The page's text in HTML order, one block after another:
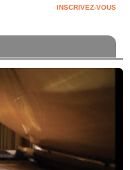
INSCRIVEZ-VOUS